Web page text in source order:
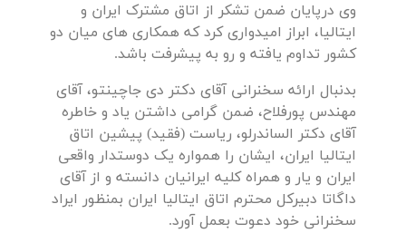
وی درپایان ضمن تشکر از اتاق مشترک ایران و
ایتالیا، ابراز امیدواری کرد که همکاری های میان دو
کشور تداوم یافته و رو به پیشرفت باشد.
بدنبال ارائه سخنرانی آقای دکتر دی جاچینتو، آقای
مهندس پورفلاح، ضمن گرامی داشتن یاد و خاطره
آقای دکتر الساندرلو، ریاست (فقید) پیشین اتاق
ایتالیا ایران، ایشان را همواره یک دوستدار واقعی
ایران و یار و همراه کلیه ایرانیان دانسته و از آقای
داگاتا دبیرکل محترم اتاق ایتالیا ایران بمنظور ایراد
سخنرانی خود دعوت بعمل آورد.